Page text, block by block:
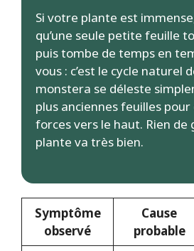
Si votre plante est
qu’une seule petite feuille
puis tombe de temps en
vous : c’est le cycle naturel
monstera se déleste
plus anciennes feuilles
forces vers le haut. Rien de
plante va très bien.
Symptôme
observé
Cause
probable